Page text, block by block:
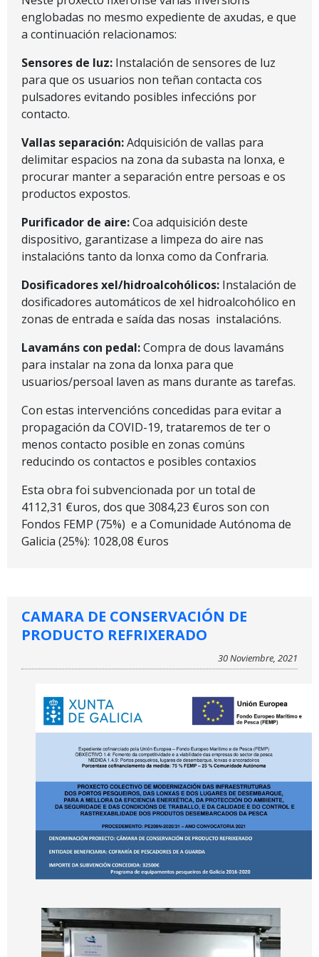
englobadas no mesmo expediente de axudas, e que
a continuación relacionamos:
Sensores de luz: Instalación de sensores de luz
para que os usuarios non teñan contacta cos
pulsadores evitando posibles infeccións por
contacto.
Vallas separación:Adquisición de vallas para
delimitar espacios na zona da subasta na lonxa, e
procurar manter a separación entre persoas e os
productos expostos.
Purificador de aire:Coa adquisición deste
dispositivo, garantizase a limpeza do aire nas
instalacións tanto da lonxa como da Confraria.
Dosificadores xel/hidroalcohólicos: Instalación de
dosificadores automáticos de xel hidroalcohólico en
zonas de entrada e saída das nosas instalacións.
Lavamáns con pedal:Compra de dous lavamáns
para instalar na zona da lonxa para que
usuarios/persoal laven as mans durante as tarefas.
Con estas intervencións concedidas para evitar a
propagación da COVID-19, trataremos de ter o
menos contacto posible en zonas comúns
reducindo os contactos e posibles contaxios
Esta obra foi subvencionada por un total de
4112,31 €uros, dos que 3084,23 €uros son con
Fondos FEMP (75%) e a Comunidade Autónoma de
Galicia (25%): 1028,08 €uros
CAMARA DE CONSERVACIÓN DE
PRODUCTO REFRIXERADO
30 Noviembre, 2021